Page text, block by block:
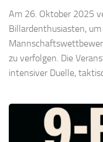
Am 26. Oktober 2025
Billardenthusiasten,
zu verfolgen. Die
intensiver Duelle,